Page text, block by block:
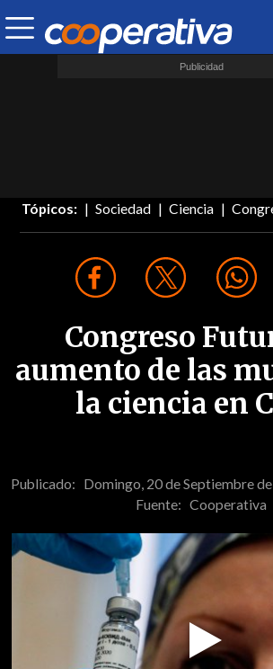
Tópicos: Sociedad Ciencia
Congreso
aumento de las
la ciencia en
Publicado: Domingo, 20 de Septiembre
Fuente: Cooperativa
Video